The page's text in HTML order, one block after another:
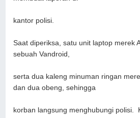
kantor polisi.
Saat diperiksa, satu unit laptop merek
sebuah Vandroid,
serta dua kaleng minuman ringan
dan dua obeng, sehingga
korban langsung menghubungi polisi.